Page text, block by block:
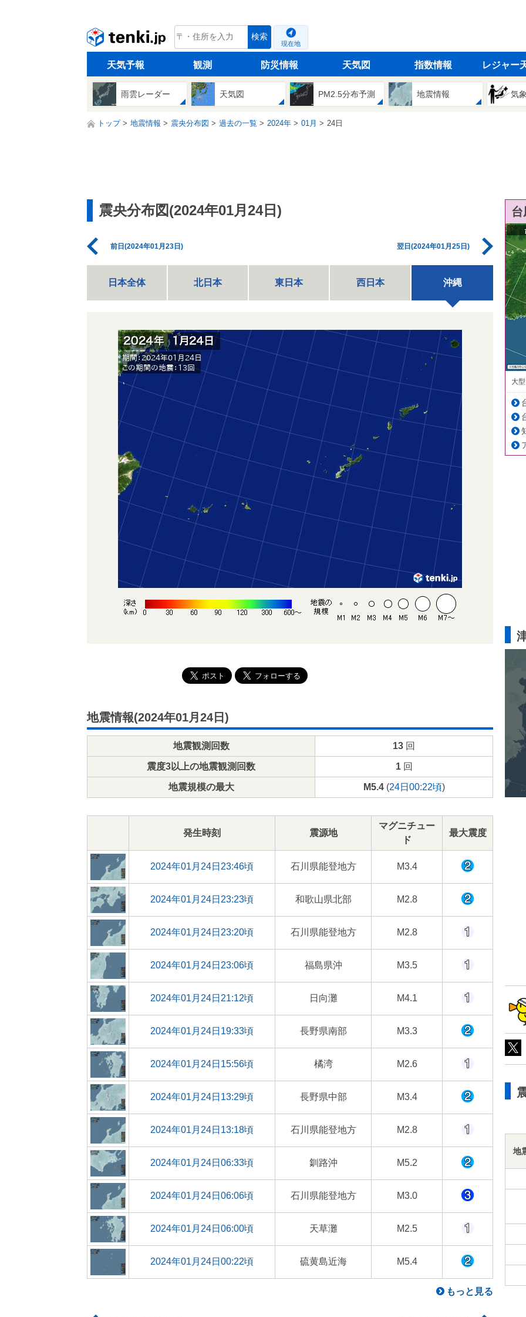
tenki.jp 検索
現在地
天気予報 観測 防災情報 天気図 指数情報 レジャー
雨雲レーダー 天気図 PM2.5分布予測 地震情報 気
トップ 地震情報 震央分布図 過去の一覧 2024年 01月 24日
震央分布図(2024年01月24日)
前日(2024年01月23日) 翌日(2024年01月25日)
日本全体 北日本 東日本 西日本 沖縄
地震情報(2024年01月24日)
地震観測回数 13 回
震度3以上の地震観測回数 1回
地震規模の最大 M5.4(24日00:22頃)
発生時刻 震源地
マグニチュー
ド
最大震度
2024年01月24日23:46頃 石川県能登地方 M3.4
2024年01月24日23:23頃 和歌山県北部 M2.8
2024年01月24日23:20頃 石川県能登地方 M2.8
2024年01月24日23:06頃 福島県沖 M3.5
2024年01月24日21:12頃 日向灘 M4.1
2024年01月24日19:33頃 長野県南部 M3.3
2024年01月24日15:56頃 橘湾 M2.6
2024年01月24日13:29頃 長野県中部 M3.4
2024年01月24日13:18頃 石川県能登地方 M2.8
2024年01月24日06:33頃 釧路沖 M5.2
2024年01月24日06:06頃 石川県能登地方 M3.0
2024年01月24日06:00頃 天草灘 M2.5
2024年01月24日00:22頃 硫黄島近海 M5.4
もっと見る
大
地